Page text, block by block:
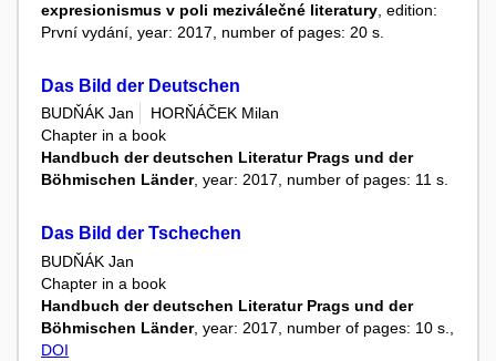
expresionismus v poli meziválečné literatury , edition:
První vydání, year: 2017, number of pages: 20 s.
Das Bild der Deutschen
BUDŇÁK Jan
HORŇÁČEK Milan
Chapter in a book
Handbuch der deutschen Literatur Prags und der
Böhmischen Länder, year: 2017, number of pages: 11 s.
Das Bild der Tschechen
BUDŇÁK Jan
Chapter in a book
Handbuch der deutschen Literatur Prags und der
Böhmischen Länder, year: 2017, number of pages: 10 s.,
DOI